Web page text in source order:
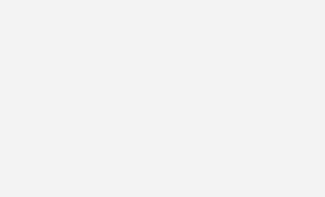
1,4 bis 22 Kilowatt individuell
im Haus gesichert, beschriebt
hub nötig, um alle Geräte über die
zu überwachen, wenn Hausbesitzer auf
wollten. Nun kommuniziert die